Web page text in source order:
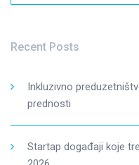
Recent Posts
Inkluzivno
prednosti
Startap događaji koje